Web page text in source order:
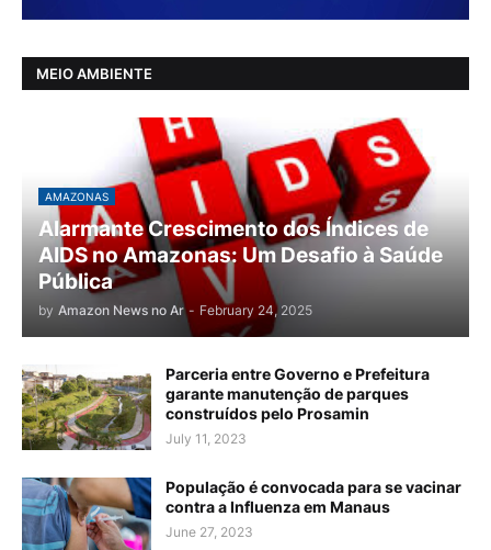
MEIO AMBIENTE
AMAZONAS
Alarmante Crescimento dos Índices de
AIDS no Amazonas: Um Desafio à Saúde
Pública
by Amazon News no Ar - February 24, 2025
Parceria entre Governo e Prefeitura
garante manutenção de parques
construídos pelo Prosamin
July 11, 2023
População é convocada para se vacinar
contra a Influenza em Manaus
June 27, 2023